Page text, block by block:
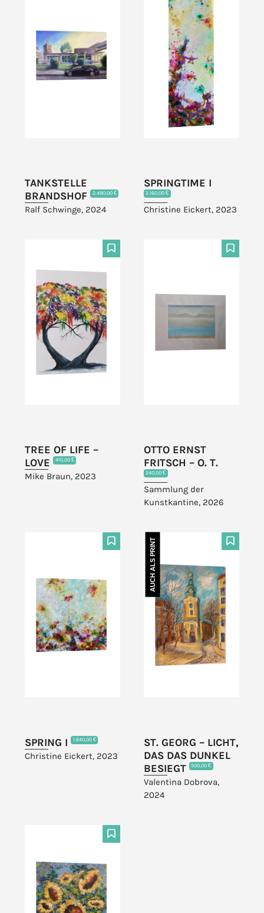
TANKSTELLE
BRANDSHOF 2.490,00 €
Ralf Schwinge, 2024
SPRINGTIME I
2.160,00 €
Christine Eickert, 2023
F
TREE OF LIFE –
LOVE 410,00 €
Mike Braun, 2023
F
OTTO ERNST
FRITSCH – O. T.
240,00 €
Sammlung der
Kunstkantine, 2026
F
SPRING I 1.640,00 €
Christine Eickert, 2023
F
AUCH ALS PRINT
ST. GEORG – LICHT,
DAS DAS DUNKEL
BESIEGT
500,00 €
Valentina Dobrova,
2024
F